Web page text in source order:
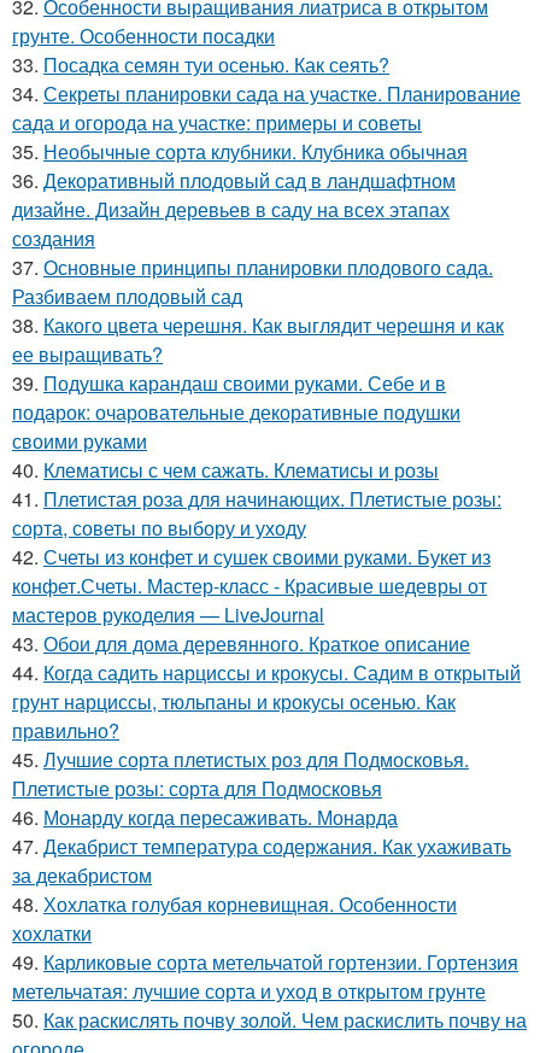
32. Особенности выращивания лиатриса в открытом
грунте. Особенности посадки
33. Посадка семян туи осенью. Как сеять?
34. Секреты планировки сада на участке. Планирование
сада и огорода на участке: примеры и советы
35. Необычные сорта клубники. Клубника обычная
36. Декоративный плодовый сад в ландшафтном
дизайне. Дизайн деревьев в саду на всех этапах
создания
37. Основные принципы планировки плодового сада.
Разбиваем плодовый сад
38. Какого цвета черешня. Как выглядит черешня и как
ее выращивать?
39. Подушка карандаш своими руками. Себе и в
подарок: очаровательные декоративные подушки
своими руками
40. Клематисы с чем сажать. Клематисы и розы
41. Плетистая роза для начинающих. Плетистые розы:
сорта, советы по выбору и уходу
42. Счеты из конфет и сушек своими руками. Букет из
конфет.Счеты. Мастер-класс - Красивые шедевры от
мастеров рукоделия — LiveJournal
43. Обои для дома деревянного. Краткое описание
44. Когда садить нарциссы и крокусы. Садим в открытый
грунт нарциссы, тюльпаны и крокусы осенью. Как
правильно?
45. Лучшие сорта плетистых роз для Подмосковья.
Плетистые розы: сорта для Подмосковья
46. Монарду когда пересаживать. Монарда
47. Декабрист температура содержания. Как ухаживать
за декабристом
48. Хохлатка голубая корневищная. Особенности
хохлатки
49. Карликовые сорта метельчатой гортензии. Гортензия
метельчатая: лучшие сорта и уход в открытом грунте
50. Как раскислять почву золой. Чем раскислить почву на